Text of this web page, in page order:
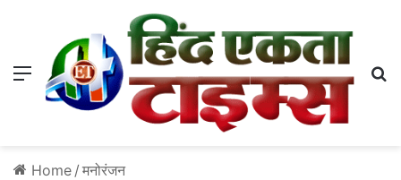
Menu
Home / मनोरंजन